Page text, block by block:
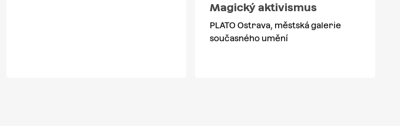
Magický aktivismus
PLATO Ostrava, městská galerie
současného umění